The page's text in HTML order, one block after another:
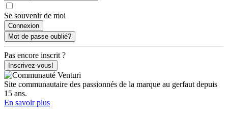
Se souvenir de moi
Mot de passe oublié?
Pas encore inscrit ?
Inscrivez-vous!
Site communautaire des passionnés de la marque au gerfaut depuis
15 ans.
En savoir plus